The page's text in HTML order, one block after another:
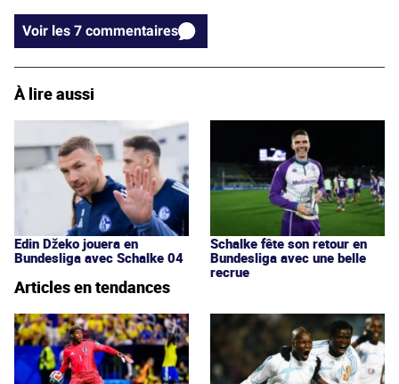
Voir les 7 commentaires
À lire aussi
Edin Džeko jouera en
Bundesliga avec Schalke 04
Schalke fête son retour en
Bundesliga avec une belle
recrue
Articles en tendances